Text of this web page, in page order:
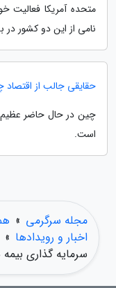
متحده آمریکا فعالیت
نامی از این دو کشور در
حقایقی جالب از اقتصاد
چین در حال حاضر عظیم
است.
مجله سرگرمی »
اخبار و رویدادها »
سرمایه گذاری